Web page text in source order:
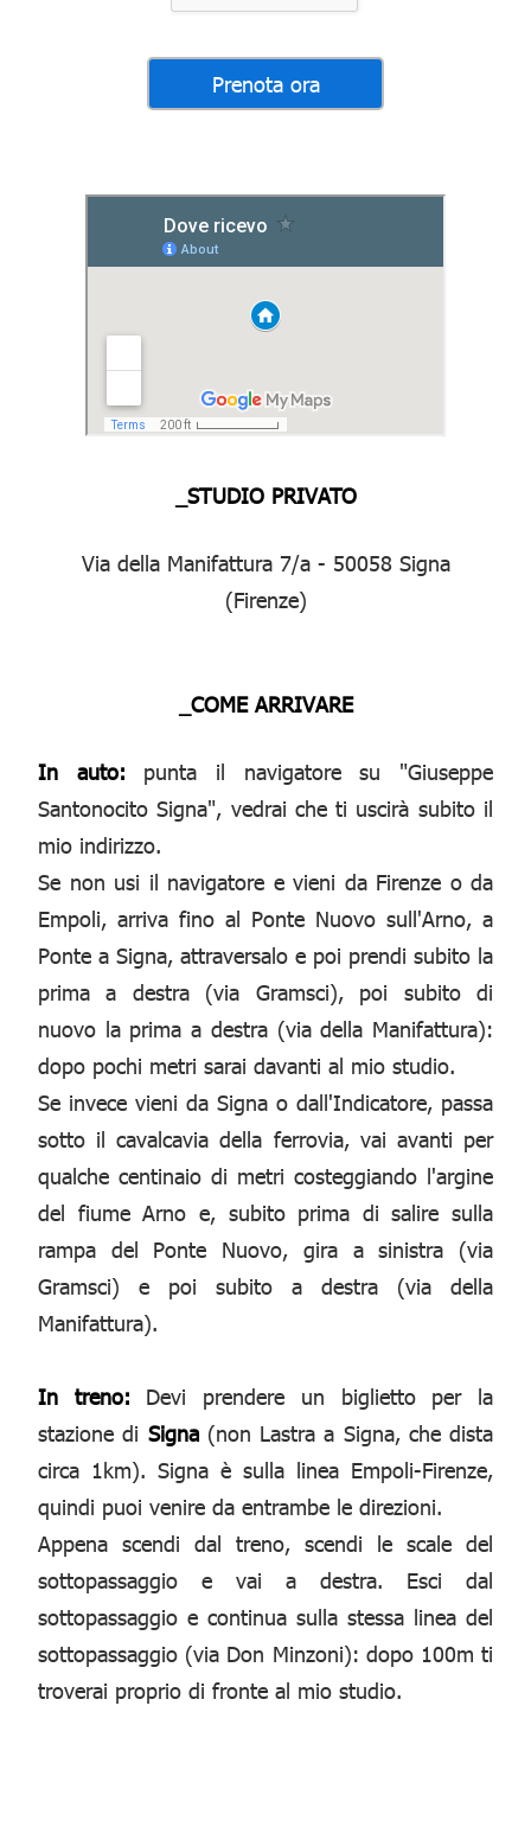
_STUDIO PRIVATO
Via della Manifattura 7/a - 50058 Signa
(Firenze)
_COME ARRIVARE
In auto: punta il navigatore su "Giuseppe
Santonocito Signa", vedrai che ti uscirà subito il
mio indirizzo.
Se non usi il navigatore e vieni da Firenze o da
Empoli, arriva fino al Ponte Nuovo sull'Arno, a
Ponte a Signa, attraversalo e poi prendi subito la
prima a destra (via Gramsci), poi subito di
nuovo la prima a destra (via della Manifattura):
dopo pochi metri sarai davanti al mio studio.
Se invece vieni da Signa o dall'Indicatore, passa
sotto il cavalcavia della ferrovia, vai avanti per
qualche centinaio di metri costeggiando l'argine
del fiume Arno e, subito prima di salire sulla
rampa del Ponte Nuovo, gira a sinistra (via
Gramsci) e poi subito a destra (via della
Manifattura).
In treno: Devi prendere un biglietto per la
stazione di Signa(non Lastra a Signa, che dista
circa 1km). Signa è sulla linea Empoli-Firenze,
quindi puoi venire da entrambe le direzioni.
Appena scendi dal treno, scendi le scale del
sottopassaggio e vai a destra. Esci dal
sottopassaggio e continua sulla stessa linea del
sottopassaggio (via Don Minzoni): dopo 100m ti
troverai proprio di fronte al mio studio.